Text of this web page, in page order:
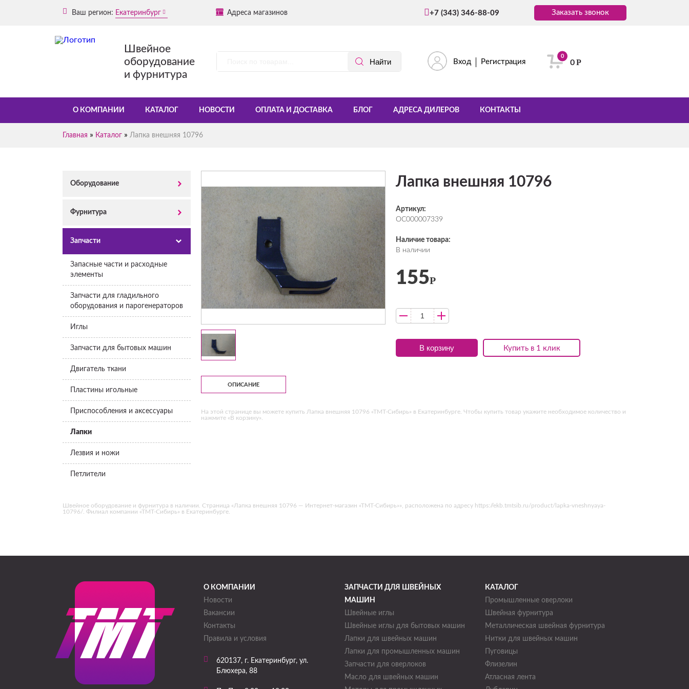
Ваш регион: Екатеринбург Адреса магазинов +7 (343) 346-88-09 Заказать звонок
Швейное
оборудование
и фурнитура
Вход Регистрация
0
0Р
О КОМПАНИИ КАТАЛОГ НОВОСТИ ОПЛАТА И ДОСТАВКА БЛОГ АДРЕСА ДИЛЕРОВ КОНТАКТЫ
Главная » Каталог » Лапка внешняя 10796
Оборудование
Фурнитура
Запчасти
Запасные части и расходные
элементы
Запчасти для гладильного
оборудования и парогенераторов
Иглы
Запчасти для бытовых машин
Двигатель ткани
Пластины игольные
Приспособления и аксессуары
Лапки
Лезвия и ножи
Петлители
Лапка внешняя 10796
Артикул:
ОС000007339
Наличие товара:
В наличии
Купить в 1 клик
155Р
В корзину
ОПИСАНИЕ
На этой странице вы можете купить Лапка внешняя 10796 «ТМТ-Сибирь» в Екатеринбурге. Чтобы купить товар укажите необходимое количество и
нажмите «В корзину».
Швейное оборудование и фурнитура в наличии. Страница «Лапка внешняя 10796 — Интернет-магазин «ТМТ-Сибирь»», расположена по адресу https://ekb.tmtsib.ru/product/lapka-vneshnyaya-
10796/. Филиал компании «ТМТ-Сибирь» в Екатеринбурге.
О КОМПАНИИ
Новости
Вакансии
Контакты
Правила и условия
620137, г. Екатеринбург, ул.
Блюхера, 88
ЗАПЧАСТИ ДЛЯ ШВЕЙНЫХ
МАШИН
Швейные иглы
Швейные иглы для бытовых машин
Лапки для швейных машин
Лапки для промышленных машин
Запчасти для оверлоков
Масло для швейных машин
КАТАЛОГ
Промышленные оверлоки
Швейная фурнитура
Металлическая швейная фурнитура
Нитки для швейных машин
Пуговицы
Флизелин
Атласная лента